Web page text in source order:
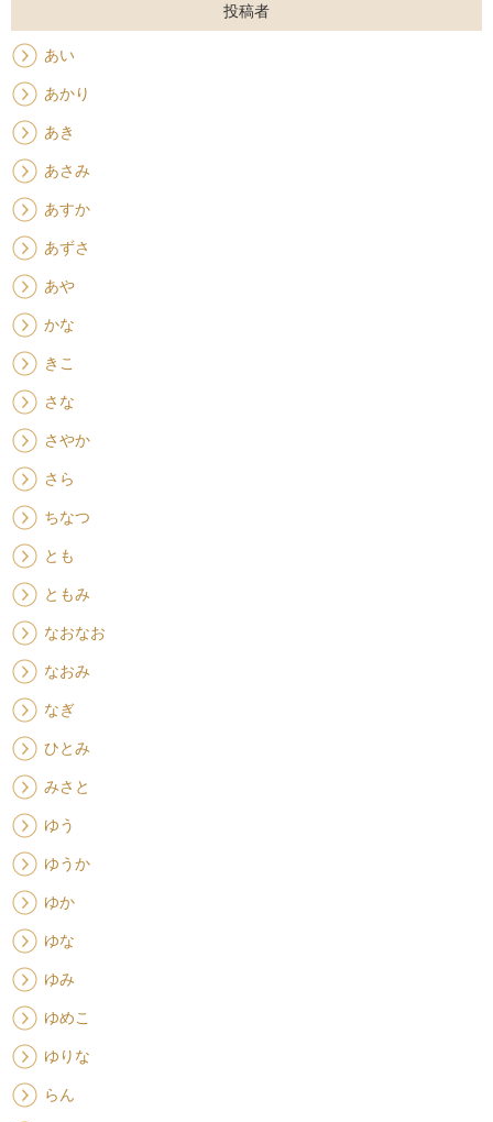
投稿者
あい
あかり
あき
あさみ
あすか
あずさ
あや
かな
きこ
さな
さやか
さら
ちなつ
とも
ともみ
なおなお
なおみ
なぎ
ひとみ
みさと
ゆう
ゆうか
ゆか
ゆな
ゆみ
ゆめこ
ゆりな
らん